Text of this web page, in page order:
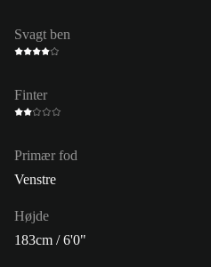
Svagt ben
Finter
Primær fod
Venstre
Højde
183cm / 6'0"